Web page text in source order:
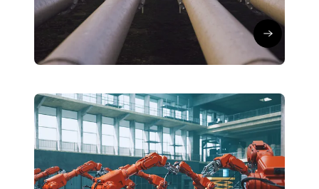
Annalena Rauen 11.07.25
Artikel
Automotive Netztechnologien produzierendes Gewerbe
Optimierte Produktionsprozesse
dank Smart Manufacturing